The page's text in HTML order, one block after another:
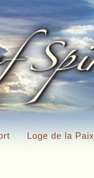
Loge de la Paix